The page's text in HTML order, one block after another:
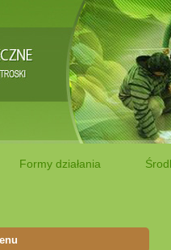
Formy działania